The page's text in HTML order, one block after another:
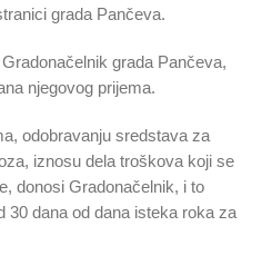
grada Pančeva.
grada Pančeva,
njegovog prijema.
odobravanju sredstava za
iznosu dela troškova koji se
donosi Gradonačelnik, i to
30 dana od dana isteka roka za